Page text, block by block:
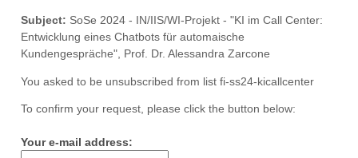
Subject: SoSe 2024 - IN/IIS/WI-Projekt - "KI im Call Center:
Entwicklung eines Chatbots für automaische
Kundengespräche", Prof. Dr. Alessandra Zarcone
You asked to be unsubscribed from list fi-ss24-kicallcenter
To confirm your request, please click the button below:
Your e-mail address: